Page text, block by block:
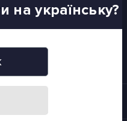
розсилку
ПІДПИСАТИСЯ
на українську?